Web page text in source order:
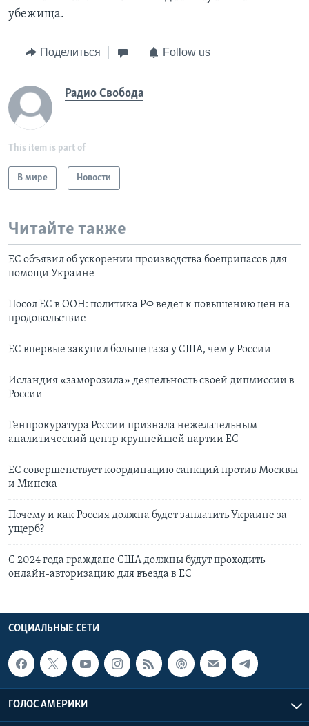
убежища.
Поделиться Follow us
Радио Свобода
This item is part of
В мире Новости
Читайте также
ЕС объявил об ускорении производства боеприпасов для
помощи Украине
Посол ЕC в ООН: политика РФ ведет к повышению цен на
продовольствие
ЕС впервые закупил больше газа у США, чем у России
Исландия «заморозила» деятельность своей дипмиссии в
России
Генпрокуратура России признала нежелательным
аналитический центр крупнейшей партии ЕС
ЕС совершенствует координацию санкций против Москвы
и Минска
Почему и как Россия должна будет заплатить Украине за
ущерб?
С 2024 года граждане США должны будут проходить
онлайн-авторизацию для въезда в ЕС
СОЦИАЛЬНЫЕ СЕТИ
ГОЛОС АМЕРИКИ